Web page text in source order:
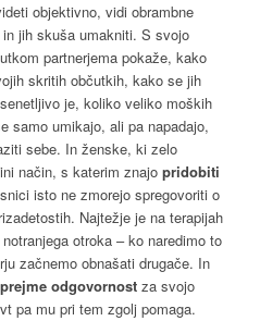
objektivno, vidi obrambne
jih skuša umakniti. S svojo
partnerjema pokaže, kako
skritih občutkih, kako se jih
je, koliko veliko moških
samo umikajo, ali pa napadajo,
sebe. In ženske, ki zelo
način, s katerim znajo pridobiti
isto ne zmorejo spregovoriti o
Najtežje je na terapijah
otroka – ko naredimo to
začnemo obnašati drugače. In
odgovornostza svojo
pa mu pri tem zgolj pomaga.